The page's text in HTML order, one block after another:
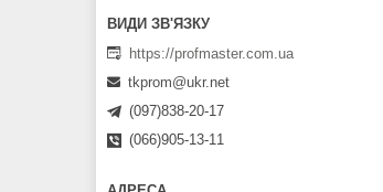
https://profmaster.com.ua
tkprom@ukr.net
(097)838-20-17
(066)905-13-11